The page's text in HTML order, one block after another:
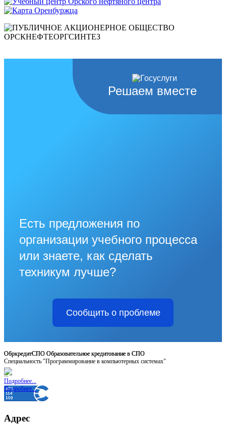
Решаем вместе
Есть предложения по
организации учебного процесса
или знаете, как сделать
техникум лучше?
Сообщить о проблеме
ОбркредитСПО Образовательное кредитование в СПО
Специальность "Программирование в компьютерных системах"
...
Подробнее...
ОбркредитСПО Образовательное кредитование в СПО
...
Подробнее...
Адрес